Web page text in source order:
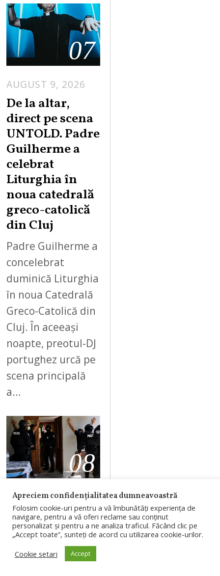
07
AUGUST 9, 2026
De la altar,
direct pe scena
UNTOLD. Padre
Guilherme a
celebrat
Liturghia în
noua catedrală
greco-catolică
din Cluj
Padre Guilherme a
concelebrat
duminică Liturghia
în noua Catedrală
Greco-Catolică din
Cluj. În aceeași
noapte, preotul-DJ
portughez urcă pe
scena principală
a…
08
AUGUST 9, 2026
Trei tineri,
reținuți după
atacul asupra
ambulanței din
Apreciem confidențialitatea dumneavoastră
Folosim cookie-uri pentru a vă îmbunătăți experiența de
navigare, pentru a vă oferi reclame sau conținut
personalizat și pentru a ne analiza traficul. Făcând clic pe
„Accept toate”, sunteți de acord cu utilizarea cookie-urilor.
Cookie setari
Accept